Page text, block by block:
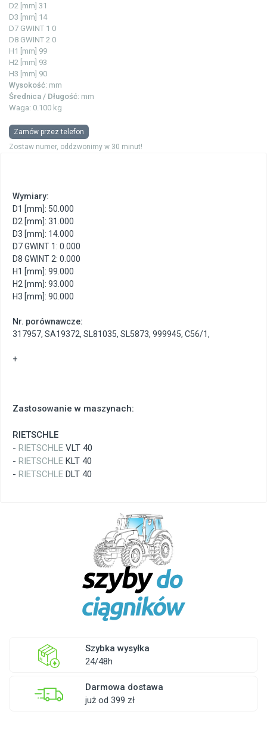
D2 [mm] 31
D3 [mm] 14
D7 GWINT 1 0
D8 GWINT 2 0
H1 [mm] 99
H2 [mm] 93
H3 [mm] 90
Wysokość: mm
Średnica / Długość: mm
Waga: 0.100 kg
Zamów przez telefon
Zostaw numer, oddzwonimy w 30 minut!
Zastosowanie w maszynach:
RIETSCHLE
- RIETSCHLE VLT 40
- RIETSCHLE KLT 40
- RIETSCHLE DLT 40
Wymiary:
D1 [mm]: 50.000
D2 [mm]: 31.000
D3 [mm]: 14.000
D7 GWINT 1: 0.000
D8 GWINT 2: 0.000
H1 [mm]: 99.000
H2 [mm]: 93.000
H3 [mm]: 90.000
Nr. porównawcze:
317957, SA19372, SL81035, SL5873, 999945, C56/1,
+
Szybka wysyłka
24/48h
Darmowa dostawa
już od 399 zł